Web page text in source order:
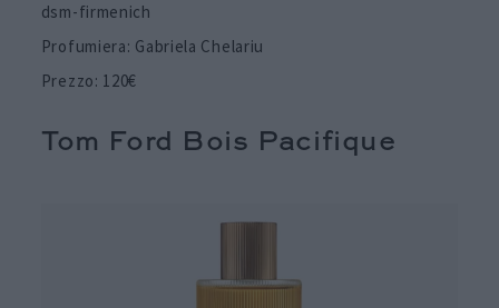
dsm-firmenich
Profumiera: Gabriela Chelariu
Prezzo: 120€
Tom Ford Bois Pacifique